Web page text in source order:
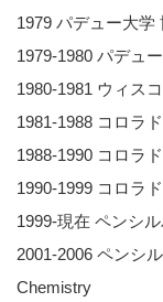
1979 パデュー大学
1979-1980 パデュ
1980-1981 ウィス
1981-1988 コロラ
1988-1990 コロラ
1990-1999 コロラ
1999-現在 ペンシ
2001-2006 ペンシ
Chemistry